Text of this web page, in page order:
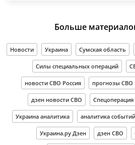
Больше
Новости Украина Сумская область
Силы специальных операций
новости СВО Россия прогнозы СВО
дзен новости СВО Спецоперация
Украина аналитика аналитика
Украина.ру Дзен дзен СВО